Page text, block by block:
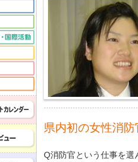
県内初の女性消防
Q消防官という仕事を